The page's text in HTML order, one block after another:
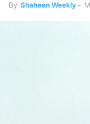
By Shaheen Weekly -